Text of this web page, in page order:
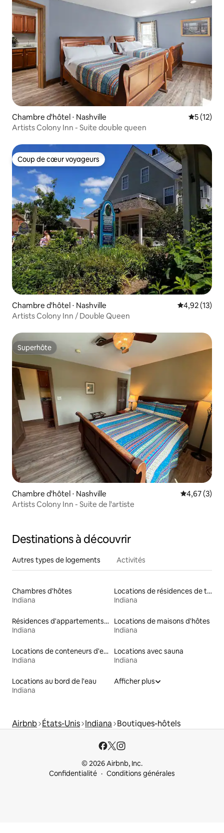
Chambre d'hôtel ⋅ Nashville
5 (12)
Artists Colony Inn - Suite double queen
Coup de cœur voyageurs
Coup de cœur voyageurs
Chambre d'hôtel ⋅ Nashville Évaluation
4,92 (13)
Artists Colony Inn / Double Queen
Superhôte
Superhôte
Chambre d'hôtel ⋅ Nashville Évaluation
4,67 (3)
Artists Colony Inn - Suite de l'artiste
Destinations à découvrir
Autres types de logements Activités
Chambres d'hôtes
Indiana
Locations de résidences de tourisme
Indiana
Résidences d'appartements en location
Indiana
Locations de maisons d'hôtes
Indiana
Locations de conteneurs d'expédition
Indiana
Locations avec sauna
Indiana
Locations au bord de l'eau
Indiana
Afficher plus
Airbnb États-Unis Indiana Boutiques-hôtels
© 2026 Airbnb, Inc.
Confidentialité
Conditions générales